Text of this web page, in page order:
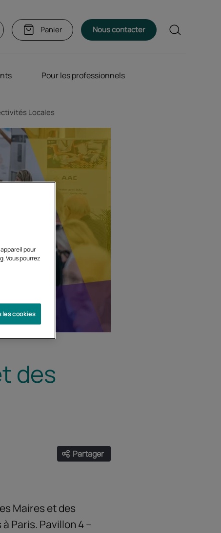
Panier Nous contacter Rechercher
Pour les professionnels
Locales
des
Partager
Ouvrir les liens de partage
Maires et des
Paris. Pavillon 4 –
pour
Vous pourrez
les cookies